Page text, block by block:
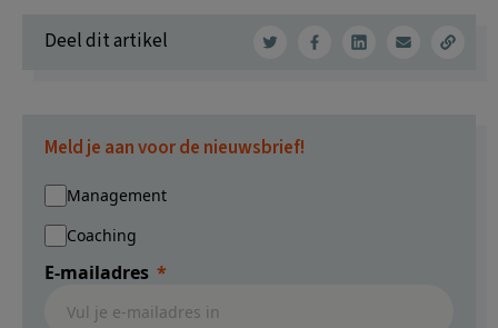
Deel dit artikel
Meld je aan voor de nieuwsbrief!
Management
Coaching
E-mailadres